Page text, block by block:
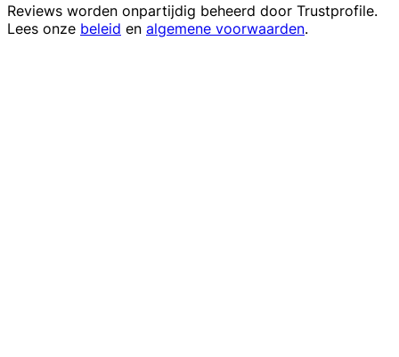
Reviews worden onpartijdig beheerd door Trustprofile.
Lees onze beleid en algemene voorwaarden.